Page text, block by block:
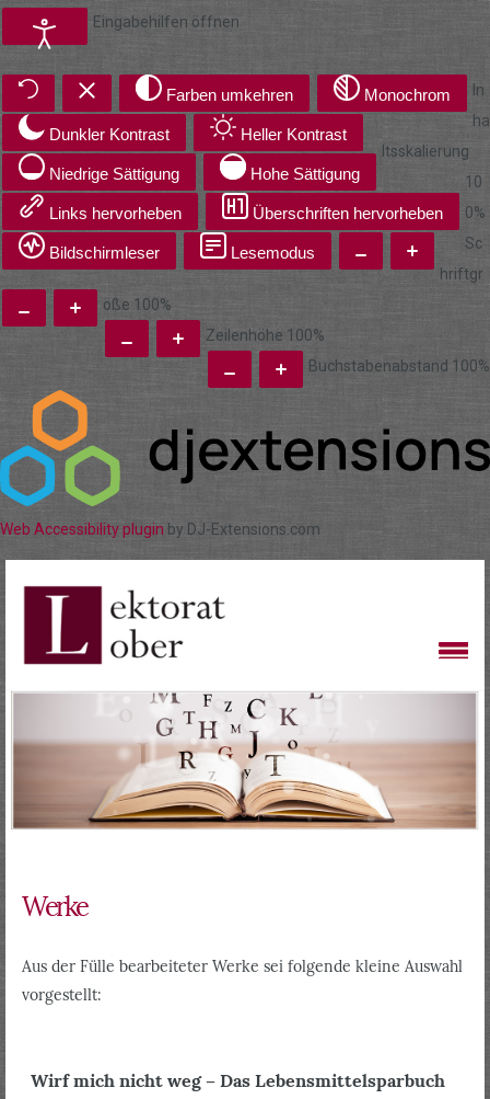
Eingabehilfen öffnen
Farben umkehren Monochrom
Dunkler Kontrast Heller Kontrast
Niedrige Sättigung Hohe Sättigung
Links hervorheben Überschriften hervorheben
Bildschirmleser Lesemodus
In
ha
ltsskalierung
10
0%
Sc
hriftgr
öße 100%
Zeilenhöhe 100%
Buchstabenabstand 100%
Web Accessibility plugin by DJ-Extensions.com
Werke
Aus der Fülle bearbeiteter Werke sei folgende kleine Auswahl
vorgestellt:
Wirf mich nicht weg – Das Lebensmittelsparbuch